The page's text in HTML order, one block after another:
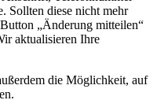
Sollten diese nicht mehr
„Änderung mitteilen“
aktualisieren Ihre
die Möglichkeit, auf